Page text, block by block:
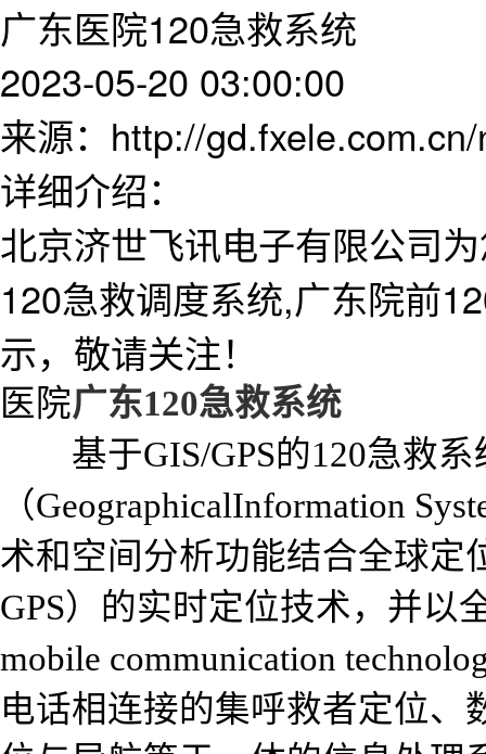
广东医院120急救系统
2023-05-20 03:00:00
来源：http://
详细介绍：
北京济世飞讯电子有限公司
120急救调度系统,广东院前
示，敬请关注！
医院广东120急救系统
基于GIS/GPS的120急救
（GeographicalInformation
术和空间分析功能结合全球定
GPS）的实时定位技术，并以
mobile communication
电话相连接的集呼救者定位